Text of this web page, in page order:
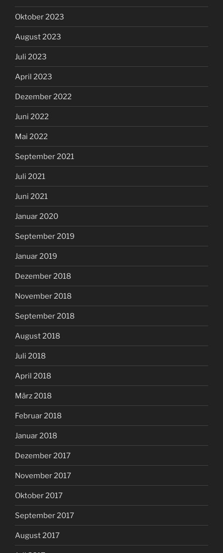
Oktober 2023
August 2023
Juli 2023
April 2023
Dezember 2022
Juni 2022
Mai 2022
September 2021
Juli 2021
Juni 2021
Januar 2020
September 2019
Januar 2019
Dezember 2018
November 2018
September 2018
August 2018
Juli 2018
April 2018
März 2018
Februar 2018
Januar 2018
Dezember 2017
November 2017
Oktober 2017
September 2017
August 2017